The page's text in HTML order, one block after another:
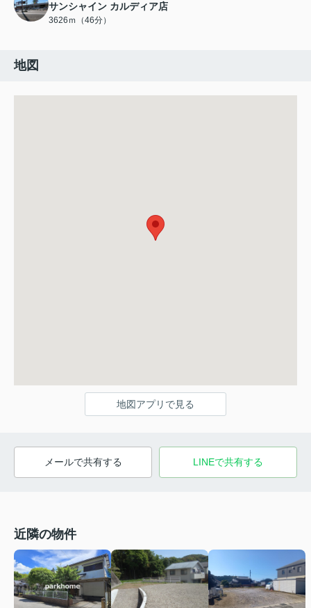
サンシャイン カルディア店
3626ｍ（46分）
地図
地図アプリで見る
メールで共有する LINEで共有する
近隣の物件